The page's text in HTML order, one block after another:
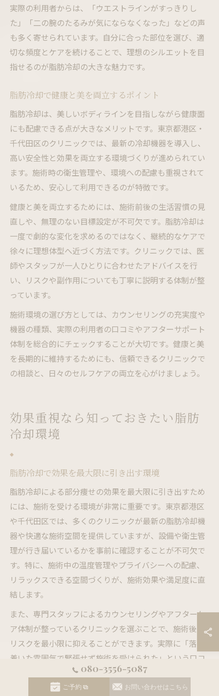
実際の利用者からは、「ウエストラインがすっきりし
た」「二の腕のたるみが気にならなくなった」などの声
も多く寄せられています。自分に合った部位を選び、適
切な頻度とケアを続けることで、理想のシルエットを目
指せるのが脂肪冷却の大きな魅力です。
脂肪冷却で健康と美を両立するポイント
脂肪冷却は、美しいボディラインを目指しながら健康面
にも配慮できる点が大きなメリットです。東京都港区・
千代田区のクリニックでは、最新の冷却機器を導入し、
高い安全性と効果を両立する環境づくりが進められてい
ます。施術時の衛生管理や、環境への配慮も重視されて
いるため、安心して利用できるのが特徴です。
健康と美を両立するためには、施術前後の生活習慣の見
直しや、無理のない目標設定が不可欠です。脂肪冷却は
一度で劇的な変化を求めるのではなく、継続的なケアで
徐々に理想体型へ近づく方法です。クリニックでは、医
師やスタッフが一人ひとりに合わせたアドバイスを行
い、リスクや副作用についても丁寧に説明する体制が整
っています。
施術環境の選び方としては、カウンセリングの充実度や
機器の種類、実際の利用者の口コミやアフターサポート
体制を総合的にチェックすることが大切です。健康と美
を長期的に維持するためにも、信頼できるクリニックで
の相談と、日々のセルフケアの両立を心がけましょう。
効果重視なら知っておきたい脂肪
冷却環境
脂肪冷却で効果を最大限に引き出す環境
脂肪冷却による部分痩せの効果を最大限に引き出すため
には、施術を受ける環境が非常に重要です。東京都港区
や千代田区では、多くのクリニックが最新の脂肪冷却機
器や快適な施術空間を提供していますが、設備や衛生管
理が行き届いているかを事前に確認することが不可欠で
す。特に、施術中の温度管理やプライバシーへの配慮、
リラックスできる空間づくりが、施術効果や満足度に直
結します。
また、専門スタッフによるカウンセリングやアフターケ
ア体制が整っているクリニックを選ぶことで、施術後の
リスクを最小限に抑えることができます。実際に「落ち
着いた雰囲気で緊張せず施術を受けられた」という口コ
ミも多く、安心して通える環境が選ばれるポイントにな
っています。
080-3556-5087
ご予約 お問い合わせはこちら